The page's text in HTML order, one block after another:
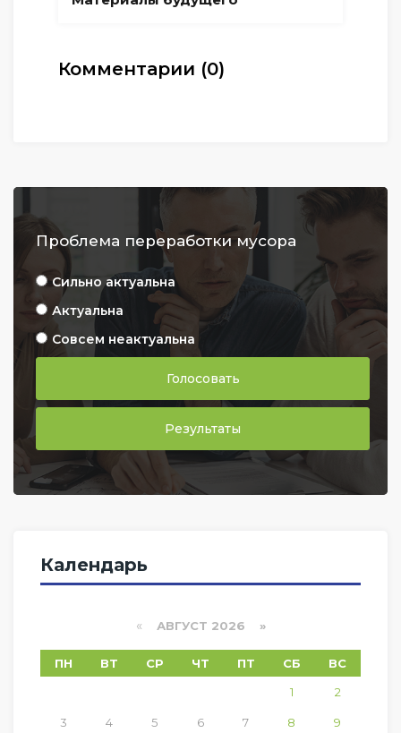
Комментарии (0)
Проблема переработки мусора
Сильно актуальна
Актуальна
Совсем неактуальна
Голосовать
Результаты
Календарь
« АВГУСТ 2026 »
ПН ВТ СР ЧТ ПТ СБ
ВС
1
2
3 4 5 6 7 8 9